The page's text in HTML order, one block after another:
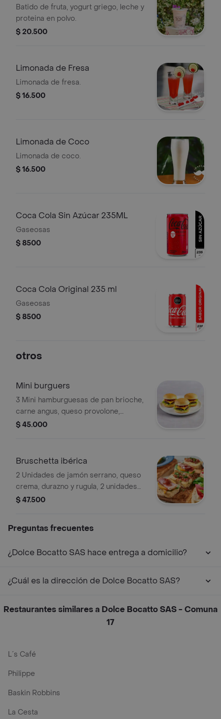
Batido de fruta, yogurt griego, leche y
proteina en polvo.
$ 20.500
Limonada de Fresa
Limonada de fresa.
$ 16.500
Limonada de Coco
Limonada de coco.
$ 16.500
Coca Cola Sin Azúcar 235ML
Gaseosas
$ 8500
Coca Cola Original 235 ml
Gaseosas
$ 8500
otros
Mini burguers
3 Mini hamburguesas de pan brioche,
carne angus, queso provolone,
mermelada de pimentón ahumado,
$ 45.000
Bruschetta ibérica
2 Unidades de jamón serrano, queso
crema, durazno y rugula, 2 unidades
de curados, queso manchego y
$ 47.500
Preguntas frecuentes
¿Dolce Bocatto SAS hace entrega a domicilio?
¿Cuál es la dirección de Dolce Bocatto SAS?
Restaurantes similares a Dolce Bocatto SAS - Comuna
17
L´s Café
Philippe
Baskin Robbins
La Cesta